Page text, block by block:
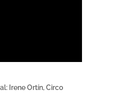
Irene Ortín, Circo